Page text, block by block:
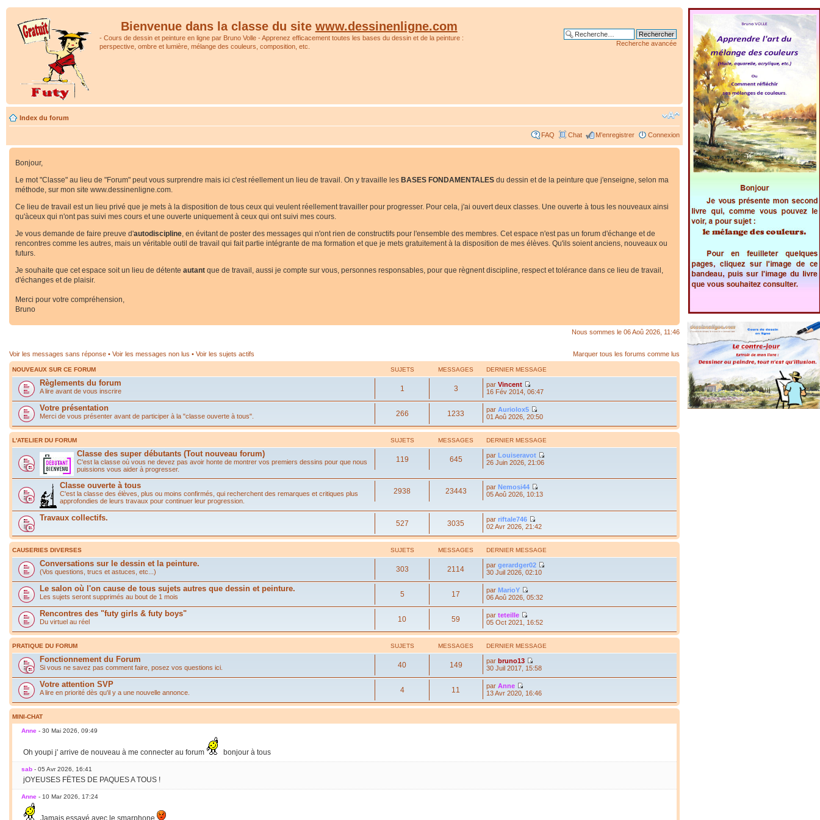
Bienvenue dans la classe du site www.dessinenligne.com
- Cours de dessin et peinture en ligne par Bruno Volle - Apprenez efficacement toutes les bases du dessin et de la peinture :
perspective, ombre et lumière, mélange des couleurs, composition, etc.
Recherche avancée
Index du forum
FAQ Chat M’enregistrer Connexion
Bonjour,
Le mot "Classe" au lieu de "Forum" peut vous surprendre mais ici c'est réellement un lieu de travail. On y travaille les BASES FONDAMENTALES du dessin et de la peinture que j'enseigne, selon ma
méthode, sur mon site www.dessinenligne.com.
Ce lieu de travail est un lieu privé que je mets à la disposition de tous ceux qui veulent réellement travailler pour progresser. Pour cela, j'ai ouvert deux classes. Une ouverte à tous les nouveaux ainsi
qu'àceux qui n'ont pas suivi mes cours et une ouverte uniquement à ceux qui ont suivi mes cours.
Je vous demande de faire preuve d'autodiscipline, en évitant de poster des messages qui n'ont rien de constructifs pour l'ensemble des membres. Cet espace n'est pas un forum d'échange et de
rencontres comme les autres, mais un véritable outil de travail qui fait partie intégrante de ma formation et que je mets gratuitement à la disposition de mes élèves. Qu'ils soient anciens, nouveaux ou
futurs.
Je souhaite que cet espace soit un lieu de détente autant que de travail, aussi je compte sur vous, personnes responsables, pour que règnent discipline, respect et tolérance dans ce lieu de travail,
d'échanges et de plaisir.
Merci pour votre compréhension,
Bruno
Nous sommes le 06 Aoû 2026, 11:46
Voir les messages sans réponse • Voir les messages non lus • Voir les sujets actifs Marquer tous les forums comme lus
NOUVEAUX SUR CE FORUM SUJETS MESSAGES DERNIER MESSAGE
Règlements du forum
A lire avant de vous inscrire 1 3 par Vincent
16 Fév 2014, 06:47
Votre présentation
Merci de vous présenter avant de participer à la "classe ouverte à tous". 266 1233 par Auriolox5
01 Aoû 2026, 20:50
L'ATELIER DU FORUM SUJETS MESSAGES DERNIER MESSAGE
Classe des super débutants (Tout nouveau forum)
C'est la classe où vous ne devez pas avoir honte de montrer vos premiers dessins pour que nous
puissions vous aider à progresser.
119 645 par Louiseravot
26 Juin 2026, 21:06
Classe ouverte à tous
C'est la classe des élèves, plus ou moins confirmés, qui recherchent des remarques et critiques plus
approfondies de leurs travaux pour continuer leur progression.
2938 23443 par Nemosi44
05 Aoû 2026, 10:13
Travaux collectifs.
527 3035 par riftale746
02 Avr 2026, 21:42
CAUSERIES DIVERSES SUJETS MESSAGES DERNIER MESSAGE
Conversations sur le dessin et la peinture.
(Vos questions, trucs et astuces, etc...) 303 2114 par gerardger02
30 Juil 2026, 02:10
Le salon où l'on cause de tous sujets autres que dessin et peinture.
Les sujets seront supprimés au bout de 1 mois 5 17 par MarioY
06 Aoû 2026, 05:32
Rencontres des "futy girls & futy boys"
Du virtuel au réel 10 59 par teteille
05 Oct 2021, 16:52
PRATIQUE DU FORUM SUJETS MESSAGES DERNIER MESSAGE
Fonctionnement du Forum
Si vous ne savez pas comment faire, posez vos questions ici. 40 149 par bruno13
30 Juil 2017, 15:58
Votre attention SVP
A lire en priorité dès qu'il y a une nouvelle annonce. 4 11 par Anne
13 Avr 2020, 16:46
MINI-CHAT
Anne - 30 Mai 2026, 09:49
Oh youpi j' arrive de nouveau à me connecter au forum bonjour à tous
sab - 05 Avr 2026, 16:41
jOYEUSES FËTES DE PAQUES A TOUS !
Anne - 10 Mar 2026, 17:24
Jamais essayé avec le smarphone